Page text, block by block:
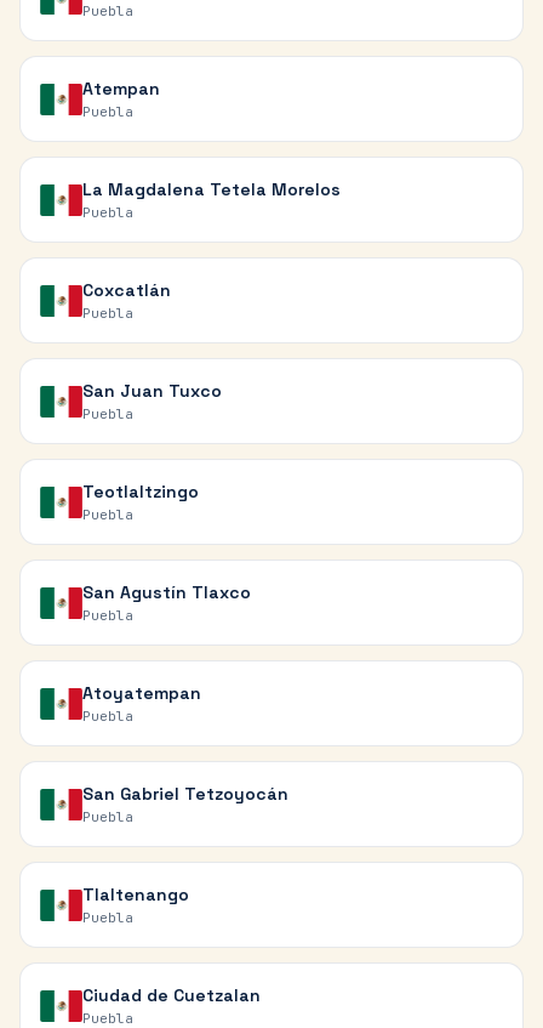
Puebla
Atempan
Puebla
La Magdalena Tetela Morelos
Puebla
Coxcatlán
Puebla
San Juan Tuxco
Puebla
Teotlaltzingo
Puebla
San Agustín Tlaxco
Puebla
Atoyatempan
Puebla
San Gabriel Tetzoyocán
Puebla
Tlaltenango
Puebla
Ciudad de Cuetzalan
Puebla